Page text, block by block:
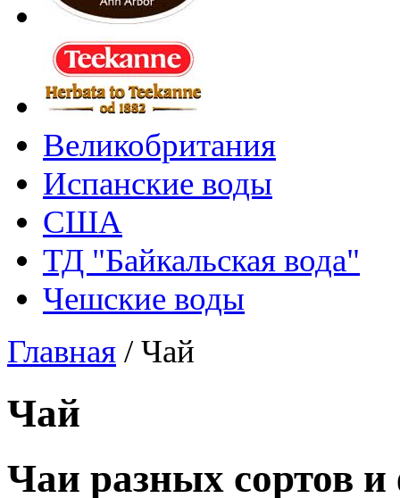
Великобритания
Испанские воды
США
ТД "Байкальская вода"
Чешские воды
Главная /Чай
Чай
Чаи разных сортов и